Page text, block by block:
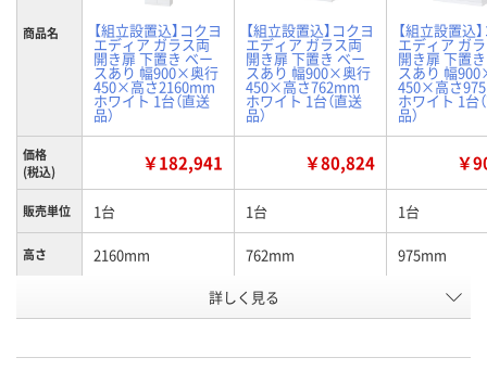
商品名 【組立設置込】コクヨ
エディア ガラス両
開き扉 下置き ベー
スあり 幅900×奥行
450×高さ2160mm
ホワイト 1台（直送
品）
【組立設置込】コクヨ
エディア ガラス両
開き扉 下置き ベー
スあり 幅900×奥行
450×高さ762mm
ホワイト 1台（直送
品）
【組立設置込
エディア ガ
開き扉 下置
スあり 幅
450×高さ
ホワイト 1台
品）
価格
(税込)
￥182,941 ￥80,824 ￥
販売単位 1台 1台 1台
高さ 2160mm 762mm 975mm
P936073 P936071
詳しく見る